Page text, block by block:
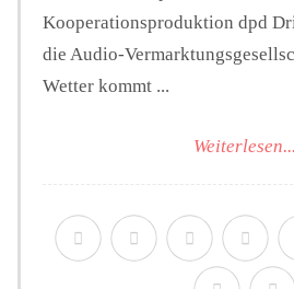
Kooperationsproduktion dpd
die Audio-
Wetter kommt ...
Weiterlesen...